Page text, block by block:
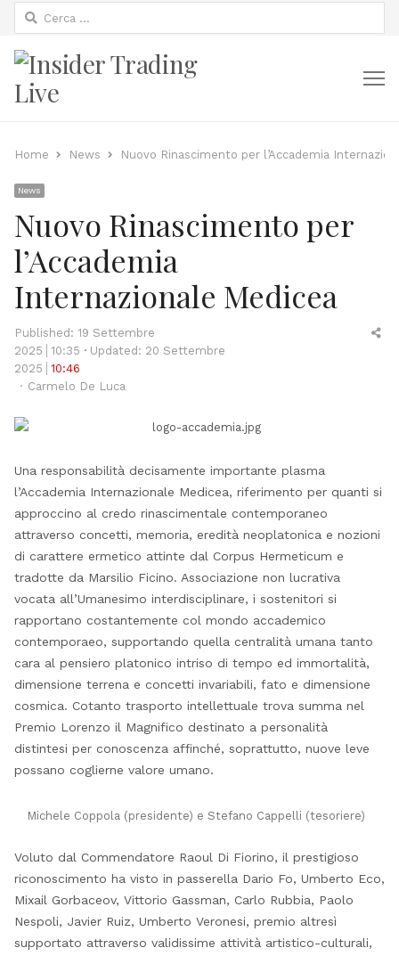
Ricerca
per:
Home News Nuovo Rinascimento per l’Accademia
News
Nuovo Rinascimento per
l’Accademia
Internazionale Medicea
Published: 19 Settembre
2025
10:35
Updated: 20 Settembre
2025
10:46
Author
Carmelo De Luca
Una responsabilità decisamente importante plasma
l’Accademia Internazionale Medicea, riferimento per quanti si
approccino al credo rinascimentale contemporaneo
attraverso concetti, memoria, eredità neoplatonica e nozioni
di carattere ermetico attinte dal Corpus Hermeticum e
tradotte da Marsilio Ficino. Associazione non lucrativa
vocata all’Umanesimo interdisciplinare, i sostenitori si
rapportano costantemente col mondo accademico
contemporaeo, supportando quella centralità umana tanto
cara al pensiero platonico intriso di tempo ed immortalità,
dimensione terrena e concetti invariabili, fato e dimensione
cosmica. Cotanto trasporto intellettuale trova summa nel
Premio Lorenzo il Magnifico destinato a personalità
distintesi per conoscenza affinché, soprattutto, nuove leve
possano coglierne valore umano.
Michele Coppola (presidente) e Stefano Cappelli (tesoriere)
Voluto dal Commendatore Raoul Di Fiorino, il prestigioso
riconoscimento ha visto in passerella Dario Fo, Umberto Eco,
Mixail Gorbaceov, Vittorio Gassman, Carlo Rubbia, Paolo
Nespoli, Javier Ruiz, Umberto Veronesi, premio altresì
supportato attraverso validissime attività artistico-culturali,